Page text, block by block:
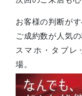
お客様の判断が
ご成約数が人気の
スマホ・タブレ
場。